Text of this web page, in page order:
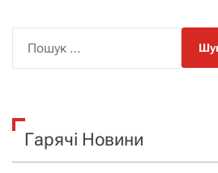
к
Гарячі Новини